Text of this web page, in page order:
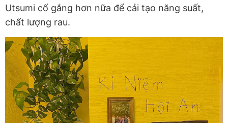
Utsumi cố gắng hơn nữa để cải tạo năng suất,
chất lượng rau.